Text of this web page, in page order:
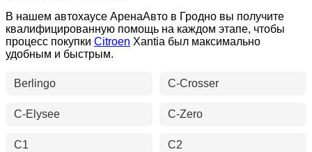
В нашем автохаусе АренаАвто в Гродно вы получите
квалифицированную помощь на каждом этапе, чтобы
процесс покупки Citroen Xantia был максимально
удобным и быстрым.
Berlingo C-Crosser
C-Elysee C-Zero
C1 C2